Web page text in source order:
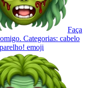
Faça
Categorias: cabelo
emoji